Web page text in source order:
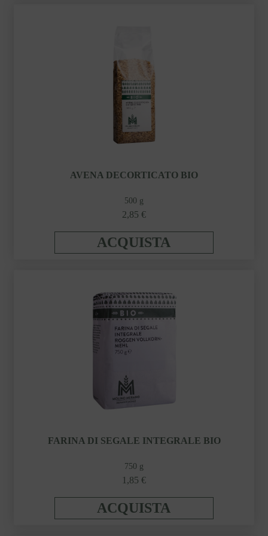
AVENA DECORTICATO BIO
500 g
2,85 €
ACQUISTA
FARINA DI SEGALE INTEGRALE BIO
750 g
1,85 €
ACQUISTA